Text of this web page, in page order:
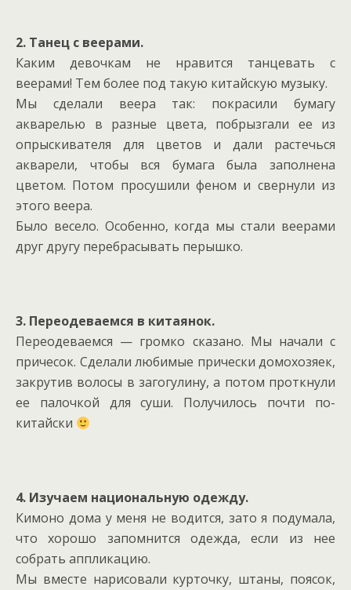
2. Танец с веерами.
Каким девочкам не нравится танцевать с
веерами! Тем более под такую китайскую музыку.
Мы сделали веера так: покрасили бумагу
акварелью в разные цвета, побрызгали ее из
опрыскивателя для цветов и дали растечься
акварели, чтобы вся бумага была заполнена
цветом. Потом просушили феном и свернули из
этого веера.
Было весело. Особенно, когда мы стали веерами
друг другу перебрасывать перышко.
3. Переодеваемся в китаянок.
Переодеваемся — громко сказано. Мы начали с
причесок. Сделали любимые прически домохозяек,
закрутив волосы в загогулину, а потом проткнули
ее палочкой для суши. Получилось почти по-
китайски
4. Изучаем национальную одежду.
Кимоно дома у меня не водится, зато я подумала,
что хорошо запомнится одежда, если из нее
собрать аппликацию.
Мы вместе нарисовали курточку, штаны, поясок,